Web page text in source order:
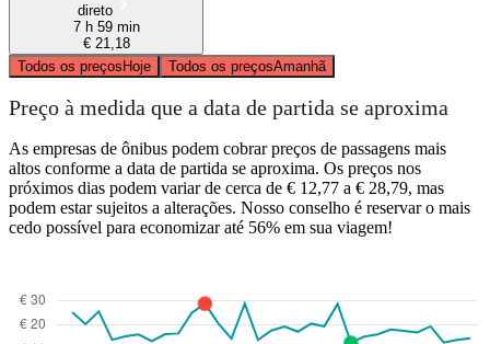
direto
7 h 59 min
€ 21,18
Todos os preçosHoje Todos os preçosAmanhã
Preço à medida que a data de partida se aproxima
As empresas de ônibus podem cobrar preços de passagens mais
altos conforme a data de partida se aproxima. Os preços nos
próximos dias podem variar de cerca de € 12,77 a € 28,79, mas
podem estar sujeitos a alterações. Nosso conselho é reservar o mais
cedo possível para economizar até 56% em sua viagem!